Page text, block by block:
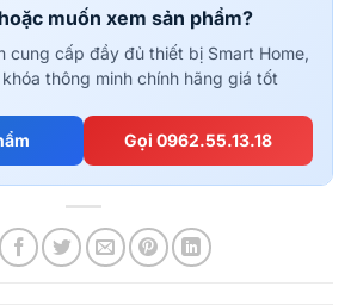
muốn xem sản phẩm?
cung cấp đầy đủ thiết bị Smart Home,
thông minh chính hãng giá tốt
Gọi 0962.55.13.18